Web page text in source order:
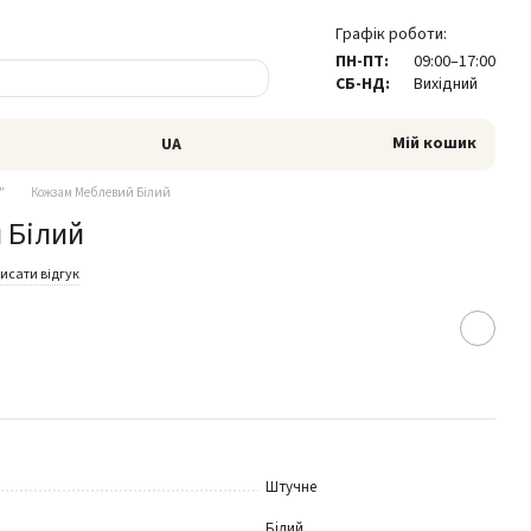
Графік роботи:
ПН-ПТ:
09:00–17:00
СБ-НД:
Вихідний
UA Мій кошик
Кожзам Меблевий Білий
відгук
Штучне